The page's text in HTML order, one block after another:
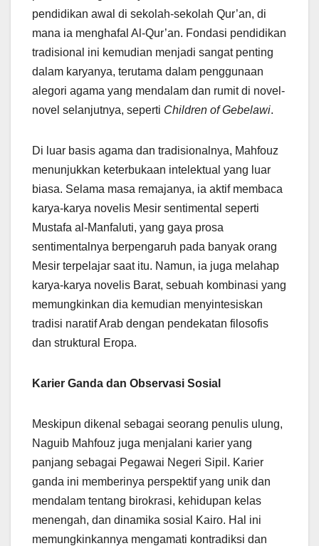
pendidikan awal di sekolah-sekolah Qur’an, di
mana ia menghafal Al-Qur’an. Fondasi pendidikan
tradisional ini kemudian menjadi sangat penting
dalam karyanya, terutama dalam penggunaan
alegori agama yang mendalam dan rumit di novel-
novel selanjutnya, seperti Children of Gebelawi.
Di luar basis agama dan tradisionalnya, Mahfouz
menunjukkan keterbukaan intelektual yang luar
biasa. Selama masa remajanya, ia aktif membaca
karya-karya novelis Mesir sentimental seperti
Mustafa al-Manfaluti, yang gaya prosa
sentimentalnya berpengaruh pada banyak orang
Mesir terpelajar saat itu. Namun, ia juga melahap
karya-karya novelis Barat, sebuah kombinasi yang
memungkinkan dia kemudian menyintesiskan
tradisi naratif Arab dengan pendekatan filosofis
dan struktural Eropa.
Karier Ganda dan Observasi Sosial
Meskipun dikenal sebagai seorang penulis ulung,
Naguib Mahfouz juga menjalani karier yang
panjang sebagai Pegawai Negeri Sipil. Karier
ganda ini memberinya perspektif yang unik dan
mendalam tentang birokrasi, kehidupan kelas
menengah, dan dinamika sosial Kairo. Hal ini
memungkinkannya mengamati kontradiksi dan